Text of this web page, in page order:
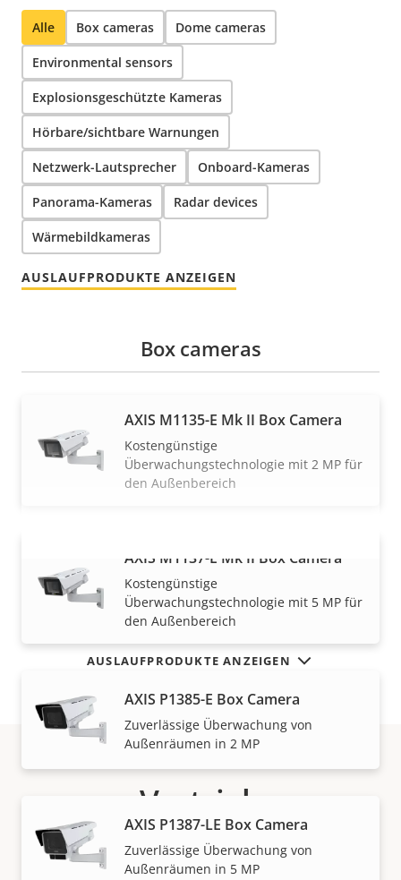
Alle Box cameras Dome cameras
Environmental sensors
Explosionsgeschützte Kameras
Hörbare/sichtbare Warnungen
Netzwerk-Lautsprecher Onboard-Kameras
Panorama-Kameras Radar devices
Wärmebildkameras
AUSLAUFPRODUKTE ANZEIGEN
MEHR ANZEIGEN
Box cameras
AXIS M1135-E Mk II Box Camera
Kostengünstige
Überwachungstechnologie mit 2 MP für
den Außenbereich
AXIS M1137-E Mk II Box Camera
Kostengünstige
Überwachungstechnologie mit 5 MP für
den Außenbereich
AXIS P1385-E Box Camera
Zuverlässige Überwachung von
Außenräumen in 2 MP
AXIS P1387-LE Box Camera
Zuverlässige Überwachung von
Außenräumen in 5 MP
AUSLAUFPRODUKTE ANZEIGEN
Vertrieb
Lösungen von Axis und individuelle Produkte werden
von unseren vertrauenswürdigen Partnern verkauft